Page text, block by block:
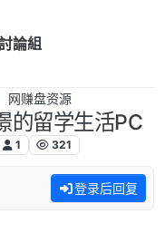
論組
网赚盘资源
的留学生活PC
1 321
登录后回复